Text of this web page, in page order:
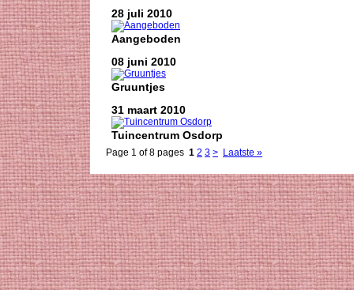
28 juli 2010
Aangeboden
08 juni 2010
Gruuntjes
31 maart 2010
Tuincentrum Osdorp
Page 1 of 8 pages 1 2 3 > Laatste »